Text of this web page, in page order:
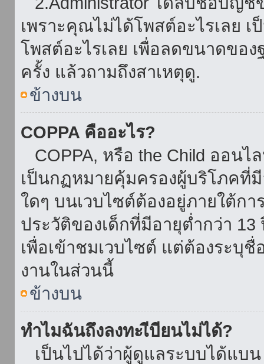
เพราะคุณไม่ได้โพสต์อะไรเลย
โพสต์อะไรเลย เพื่อลดขนาดขอ
ครั้ง แล้วถามถึงสาเหตุดู.
ข้างบน
COPPA คืออะไร?
COPPA, หรือ the Child ออนไ
เป็นกฏหมายคุ้มครองผู้บริโภคที่
ใดๆ บนเวบไซต์ต้องอยู่ภายใต้ก
ประวัติของเด็กที่มีอายุต่ำกว่า
เพื่อเข้าชมเวบไซต์ แต่ต้องระบุ
งานในส่วนนี้
ข้างบน
ทำไมฉันถึงลงทะเีบียนไม่ได้?
เป็นไปได้ว่าผู้ดูแลระบบได้แบ